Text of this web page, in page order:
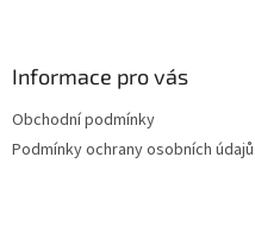
Informace pro vás
Obchodní podmínky
Podmínky ochrany osobních údajů